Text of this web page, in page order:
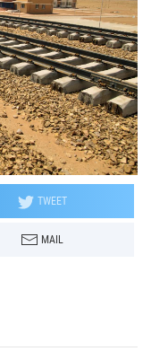
TWEET
MAIL